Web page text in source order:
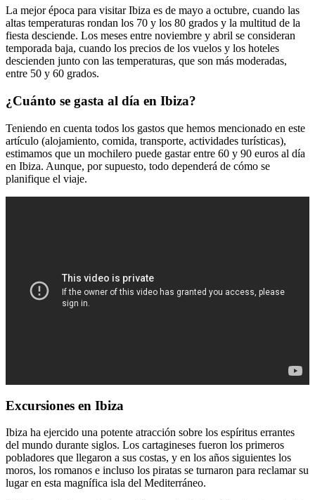
La mejor época para visitar Ibiza es de mayo a octubre, cuando las
altas temperaturas rondan los 70 y los 80 grados y la multitud de la
fiesta desciende. Los meses entre noviembre y abril se consideran
temporada baja, cuando los precios de los vuelos y los hoteles
descienden junto con las temperaturas, que son más moderadas,
entre 50 y 60 grados.
¿Cuánto se gasta al día en Ibiza?
Teniendo en cuenta todos los gastos que hemos mencionado en este
artículo (alojamiento, comida, transporte, actividades turísticas),
estimamos que un mochilero puede gastar entre 60 y 90 euros al día
en Ibiza. Aunque, por supuesto, todo dependerá de cómo se
planifique el viaje.
Excursiones en Ibiza
Ibiza ha ejercido una potente atracción sobre los espíritus errantes
del mundo durante siglos. Los cartagineses fueron los primeros
pobladores que llegaron a sus costas, y en los años siguientes los
moros, los romanos e incluso los piratas se turnaron para reclamar su
lugar en esta magnífica isla del Mediterráneo.